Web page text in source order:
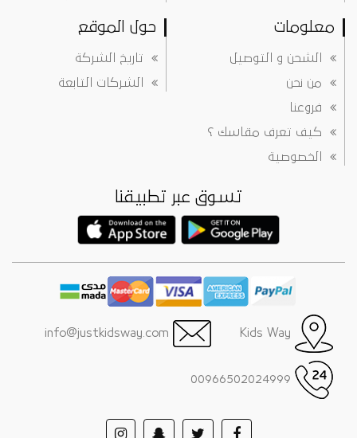
معلومات
الشحن و التوصيل
من نحن
فروعنا
كيف تعرف مقاسك ؟
الخصوصية
حول الموقع
تاريخ الشركة
الشركات التابعة
تسوق عبر تطبيقنا